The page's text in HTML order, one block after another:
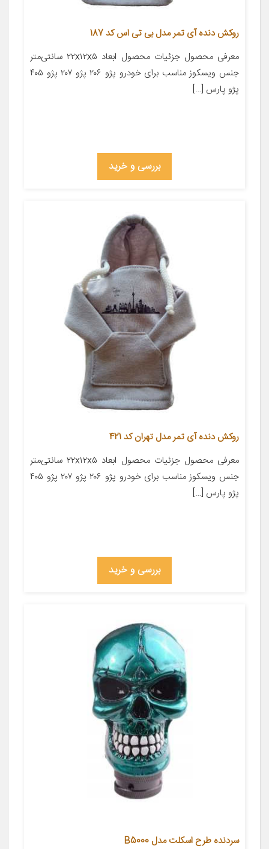
روکش دنده آی تمر مدل بی تی اس کد 187
معرفی محصول جزئیات محصول ابعاد ۲۲x۱۲x۵ سانتی‌متر
جنس ویسکوز مناسب برای خودرو پژو ۲۰۶ پژو ۲۰۷ پژو ۴۰۵
پژو پارس […]
بررسی و خرید
روکش دنده آی تمر مدل تهران کد 421
معرفی محصول جزئیات محصول ابعاد ۲۲x۱۲x۵ سانتی‌متر
جنس ویسکوز مناسب برای خودرو پژو ۲۰۶ پژو ۲۰۷ پژو ۴۰۵
پژو پارس […]
بررسی و خرید
سردنده طرح اسکلت مدل B5000